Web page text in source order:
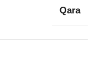
Qara